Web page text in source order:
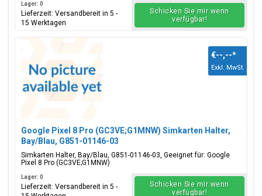
Lager: 0
Lieferzeit: Versandbereit in 5 -
15 Werktagen
Schicken Sie mir wenn
verfügbar!
Google Pixel 8 Pro (GC3VE;G1MNW) Simkarten Halter,
Bay/Blau, G851-01146-03
Simkarten Halter, Bay/Blau, G851-01146-03, Geeignet für: Google
Pixel 8 Pro (GC3VE;G1MNW)
€--,--*
Exkl. MwSt.
Lager: 0
Lieferzeit: Versandbereit in 5 -
Schicken Sie mir wenn
verfügbar!